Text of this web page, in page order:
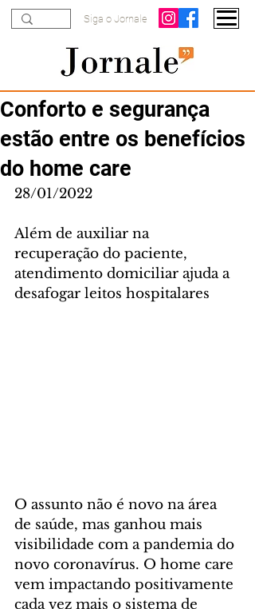
Siga o Jornale
Conforto e segurança
estão entre os benefícios
do home care
28/01/2022
Além de auxiliar na
recuperação do paciente,
atendimento domiciliar ajuda a
desafogar leitos hospitalares
O assunto não é novo na área
de saúde, mas ganhou mais
visibilidade com a pandemia do
novo coronavírus. O home care
vem impactando positivamente
cada vez mais o sistema de